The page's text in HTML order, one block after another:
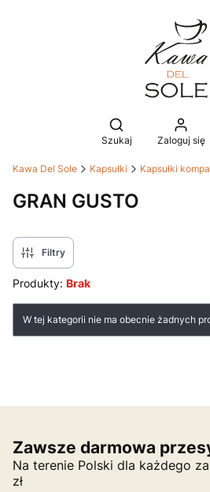
Otwórz
Szukaj Zaloguj się
Kawa Del Sole Kapsułki Kapsułki
GRAN GUSTO
Filtry
Produkty: Brak
Lista produktów
W tej kategorii nie ma obecnie żadnych
Zawsze darmowa
Na terenie Polski dla każdego
zł